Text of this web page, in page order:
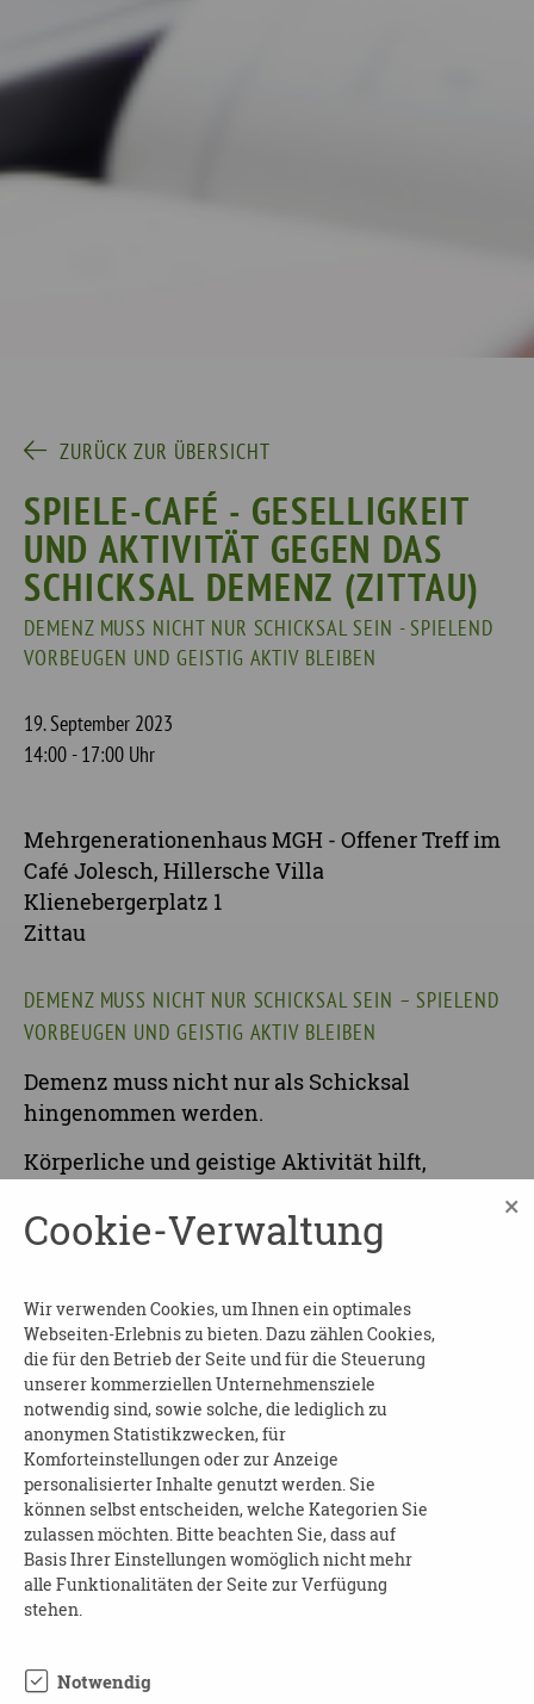
ZURÜCK ZUR ÜBERSICHT
SPIELE-CAFÉ - GESELLIGKEIT
UND AKTIVITÄT GEGEN DAS
SCHICKSAL DEMENZ (ZITTAU)
DEMENZ MUSS NICHT NUR SCHICKSAL SEIN - SPIELEND
VORBEUGEN UND GEISTIG AKTIV BLEIBEN
19. September 2023
14:00 - 17:00 Uhr
Mehrgenerationenhaus MGH - Offener Treff im
Café Jolesch, Hillersche Villa
Klienebergerplatz 1
Zittau
DEMENZ MUSS NICHT NUR SCHICKSAL SEIN – SPIELEND
VORBEUGEN UND GEISTIG AKTIV BLEIBEN
Demenz muss nicht nur als Schicksal
hingenommen werden.
Körperliche und geistige Aktivität hilft,
Zellen aktiv zu halten. Denkspiele,
Konzentrationsübungen u.a. helfen dabei,
etwas den Schrecken zu nehmen.
Kostenlos – keine Anmeldung erforderlich
KONTAKT:
Frau Koppatsch / Koordinierungsstelle
Nachbarschaftshilfe
Telefon: 0151 - 25 37 36 95
E-Mail:nachbarschaftshilfe@hillerschevilla.de
Web:www.nachbarschaftshilfe-zittau.de
Cookie-Verwaltung ×
Wir verwenden Cookies, um Ihnen ein optimales
Webseiten-Erlebnis zu bieten. Dazu zählen Cookies,
die für den Betrieb der Seite und für die Steuerung
unserer kommerziellen Unternehmensziele
notwendig sind, sowie solche, die lediglich zu
anonymen Statistikzwecken, für
Komforteinstellungen oder zur Anzeige
personalisierter Inhalte genutzt werden. Sie
können selbst entscheiden, welche Kategorien Sie
zulassen möchten. Bitte beachten Sie, dass auf
Basis Ihrer Einstellungen womöglich nicht mehr
alle Funktionalitäten der Seite zur Verfügung
stehen.
Notwendig